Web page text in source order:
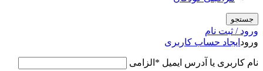
جستجو
ورود / ثبت نام
ورود ایجاد حساب کاربری
نام کاربری یا آدرس ایمیل * الزامی